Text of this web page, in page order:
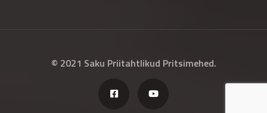
© 2021 Saku Priitahtlikud Pritsimehed.